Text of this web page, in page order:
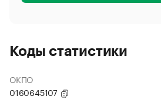
Коды статистики
ОКПО
0160645107